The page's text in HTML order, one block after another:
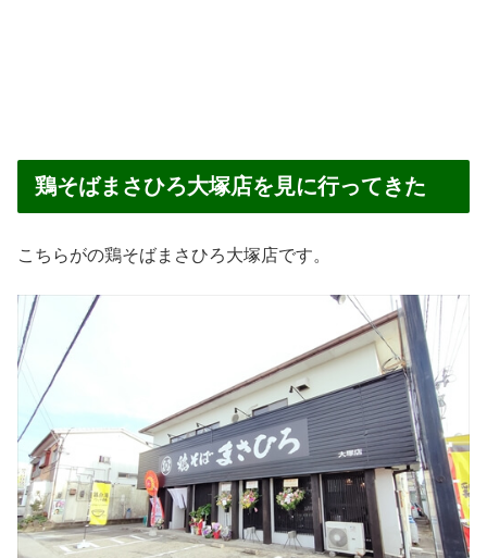
鶏そばまさひろ大塚店を見に行ってきた
こちらがの鶏そばまさひろ大塚店です。